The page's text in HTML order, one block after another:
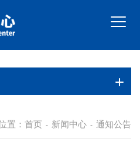
置： 首页 - 新闻中心 - 通知公告